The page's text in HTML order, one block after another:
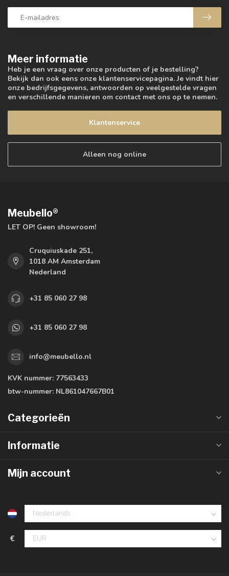
Meer informatie
Heb je een vraag over onze producten of je bestelling?
Bekijk dan ook eens onze klantenservicepagina. Je vindt hier
onze bedrijfsgegevens, antwoorden op veelgestelde vragen
en verschillende manieren om contact met ons op te nemen.
Klantenservice
Alleen nog online
Meubello®
LET OP! Geen showroom!
Cruquiuskade 251,
1018 AM Amsterdam
Nederland
+31 85 060 27 98
+31 85 060 27 98
info@meubello.nl
KVK nummer: 77563433
btw-nummer: NL861047667B01
Categorieën
Informatie
Mijn account
€